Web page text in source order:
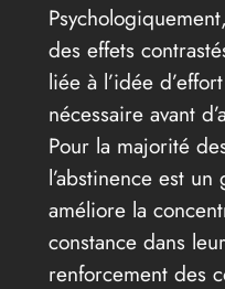
des effets
liée à l’idée
nécessaire avant
Pour la majorité
l’abstinence est
améliore la
constance dans
renforcement des